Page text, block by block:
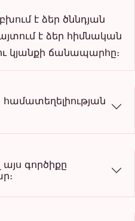
է ձեր ծննդյան
է ձեր հիմնական
կյանքի ճանապարհը։
համատեղելիության
գործիքը